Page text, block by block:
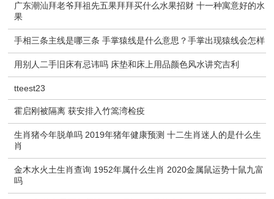
广东潮汕拜老爷拜祖先五果拜拜买什么水果招财 十一种寓意好的水
果
手相三条主线是哪三条 手掌猿线是什么意思？手掌出现猿线会怎样
用别人二手旧床有忌讳吗 床垫和床上用品颜色风水讲究吉利
tteest23
霍启刚被隔离 获安排入竹篙湾检疫
生肖猪今年脱单吗 2019年猪年健康预测 十二生肖迷人的是什么生
肖
金木水火土生肖查询 1952年属什么生肖 2020金属鼠运势十鼠九富
吗